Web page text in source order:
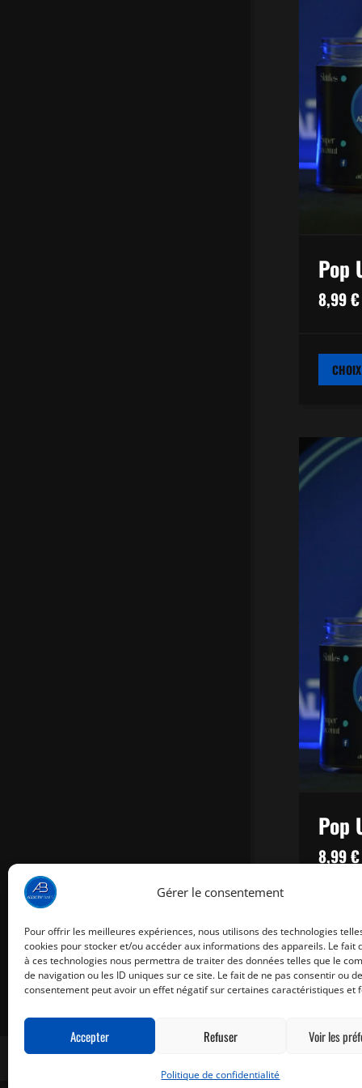
Gérer le consentement
Pour offrir les meilleures expériences, nous utilisons des technologies
cookies pour stocker et/ou accéder aux informations des appareils. Le fait
à ces technologies nous permettra de traiter des données telles que le
de navigation ou les ID uniques sur ce site. Le fait de ne pas consentir ou
consentement peut avoir un effet négatif sur certaines caractéristiques et
Accepter Refuser Voir les
Politique de confidentialité
Pop
8,99€
Pop
8,99€